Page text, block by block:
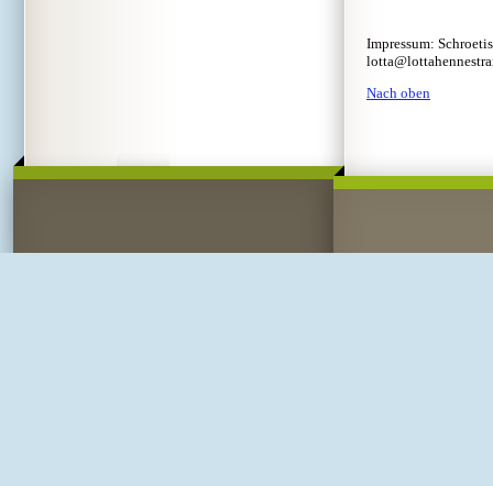
Impressum:
Nach oben